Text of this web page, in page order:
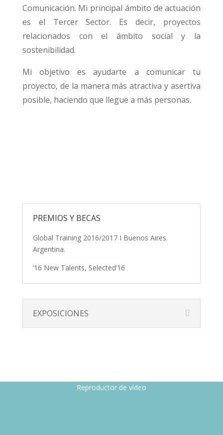
Comunicación. Mi principal ámbito de actuación
es el Tercer Sector. Es decir, proyectos
relacionados con el ámbito social y la
sostenibilidad.
Mi objetivo es ayudarte a comunicar tu
proyecto, de la manera más atractiva y asertiva
posible, haciendo que llegue a más personas.
PREMIOS Y BECAS
Global Training 2016/2017 I Buenos Aires.
Argentina.
’16 New Talents, Selected’16
EXPOSICIONES
Reproductor de vídeo